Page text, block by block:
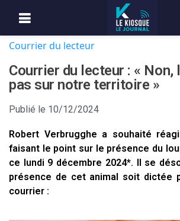
Courrier du lecteur
Courrier du lecteur : « Non,
pas sur notre territoire »
Publié le 10/12/2024
Robert Verbrugghe a souhaité
faisant le point sur le présence du
ce lundi 9 décembre 2024*. Il se
présence de cet animal soit dictée
courrier :